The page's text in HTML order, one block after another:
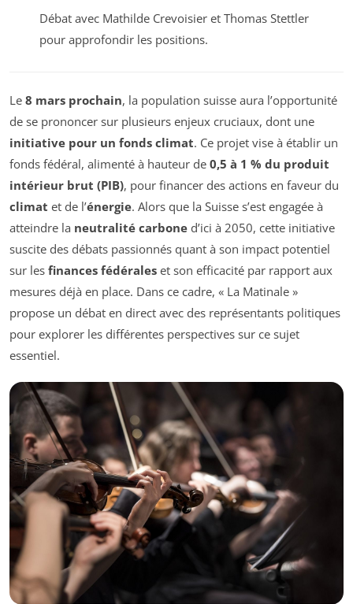
Débat avec Mathilde Crevoisier et Thomas Stettler
pour approfondir les positions.
Le 8 mars prochain, la population suisse aura l’opportunité
de se prononcer sur plusieurs enjeux cruciaux, dont une
initiative pour un fonds climat. Ce projet vise à établir un
fonds fédéral, alimenté à hauteur de 0,5 à 1 % du produit
intérieur brut (PIB), pour financer des actions en faveur du
climat et de l’énergie. Alors que la Suisse s’est engagée à
atteindre la neutralité carbone d’ici à 2050, cette initiative
suscite des débats passionnés quant à son impact potentiel
sur les finances fédérales et son efficacité par rapport aux
mesures déjà en place. Dans ce cadre, « La Matinale »
propose un débat en direct avec des représentants politiques
pour explorer les différentes perspectives sur ce sujet
essentiel.